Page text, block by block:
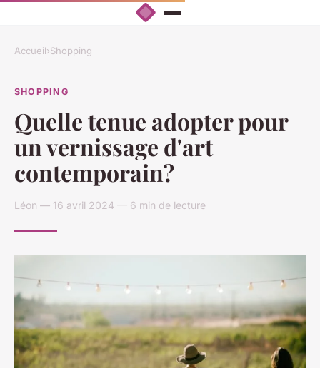
Accueil›Shopping
SHOPPING
Quelle tenue adopter pour
un vernissage d'art
contemporain?
Léon — 16 avril 2024 — 6 min de lecture